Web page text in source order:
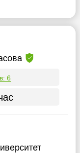
6